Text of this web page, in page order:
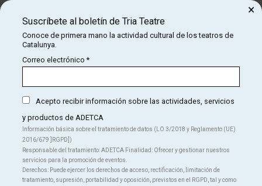
Suscríbete al boletín de Tria Teatre
Conoce de primera mano la actividad cultural de los teatros de
Catalunya.
Correo electrónico*
Acepto recibir información sobre las actividades, servicios
y productos de ADETCA
Información básica sobre el tratamiento de datos (LO 3/2018 y Reglamento (UE)
2016/679 ]RGPD])
Responsable del tratamiento: ADETCA Finalidad: Ofrecer y gestionar nuestros
servicios para la promoción de eventos.
Derechos: Puede ejercer los derechos de acceso, rectificación, limitación de
tratamiento, supresión, portabilidad y oposición, previstos en el RGPD, tal y como
×